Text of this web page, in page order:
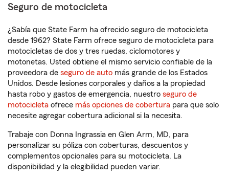
Seguro de motocicleta
¿Sabía que State Farm ha ofrecido seguro de motocicleta
desde 1962? State Farm ofrece seguro de motocicleta para
motocicletas de dos y tres ruedas, ciclomotores y
motonetas. Usted obtiene el mismo servicio confiable de la
proveedora de seguro de auto más grande de los Estados
Unidos. Desde lesiones corporales y daños a la propiedad
hasta robo y gastos de emergencia, nuestro seguro de
motocicleta ofrece más opciones de cobertura para que solo
necesite agregar cobertura adicional si la necesita.
Trabaje con Donna Ingrassia en Glen Arm, MD, para
personalizar su póliza con coberturas, descuentos y
complementos opcionales para su motocicleta. La
disponibilidad y la elegibilidad pueden variar.